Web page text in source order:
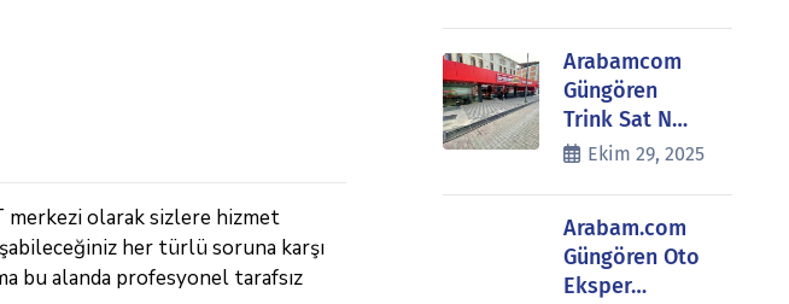
merkezi olarak sizlere hizmet
her türlü soruna karşı
bu alanda profesyonel tarafsız
Arabamcom
Güngören
Trink Sat N…
Ekim 29, 2025
Arabam.com
Güngören Oto
Eksper…